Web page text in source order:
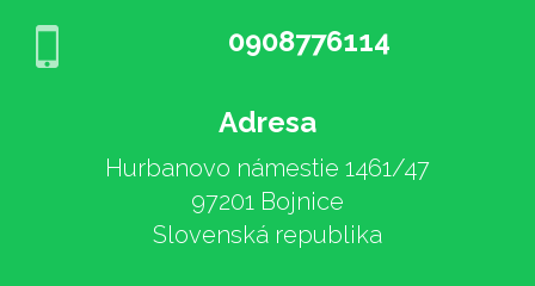
0908776114
Adresa
Hurbanovo námestie 1461/47
97201 Bojnice
Slovenská republika